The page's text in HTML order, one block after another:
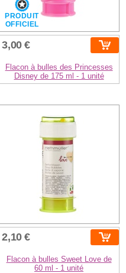
PRODUIT
OFFICIEL
3,00 €
Flacon à bulles des Princesses
Disney de 175 ml - 1 unité
2,10 €
Flacon à bulles Sweet Love de
60 ml - 1 unité